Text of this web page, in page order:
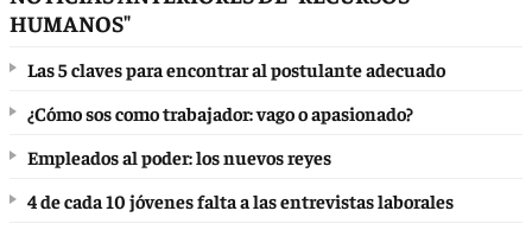
HUMANOS"
Las 5 claves para encontrar al postulante adecuado
¿Cómo sos como trabajador: vago o apasionado?
Empleados al poder: los nuevos reyes
4 de cada 10 jóvenes falta a las entrevistas laborales